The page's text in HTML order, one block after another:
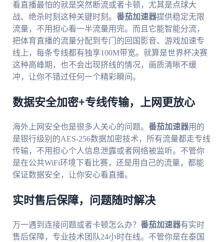
看直播最怕的就是突然断流或者卡顿，尤其是点球大
战、绝杀时刻这种关键时刻。 番茄加速器提供稳定无限
流量，不用担心看一半流量用完。而且它能智能分流，
把体育直播的流量分配到专门的回国影音、游戏加速专
线上，每条专线都有独享100M带宽。就算是世界杯决赛
这种高峰期，也不会出现挤线的情况，画质清晰不缓
冲，让你不错过任何一个精彩瞬间。
数据安全加密+专线传输，上网更放心
海外上网安全也是很多人关心的问题。 番茄加速器用的
是银行级别的AES-256数据加密技术，所有流量都走专线
传输，不用担心个人信息泄露或者网络被监听。不管你
是在公共WiFi环境下看比赛，还是用自己的流量，都能
保证数据安全，让你安心看直播。
实时售后保障，问题随时解决
万一遇到连接问题或者卡顿怎么办？ 番茄加速器有实时
售后保障，专业技术团队24小时在线。不管你是在泰国